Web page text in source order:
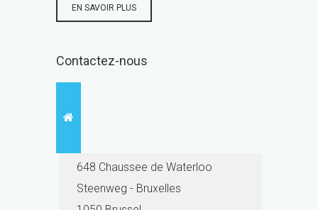
EN SAVOIR PLUS
Contactez-nous
648 Chaussee de Waterloo
Steenweg - Bruxelles